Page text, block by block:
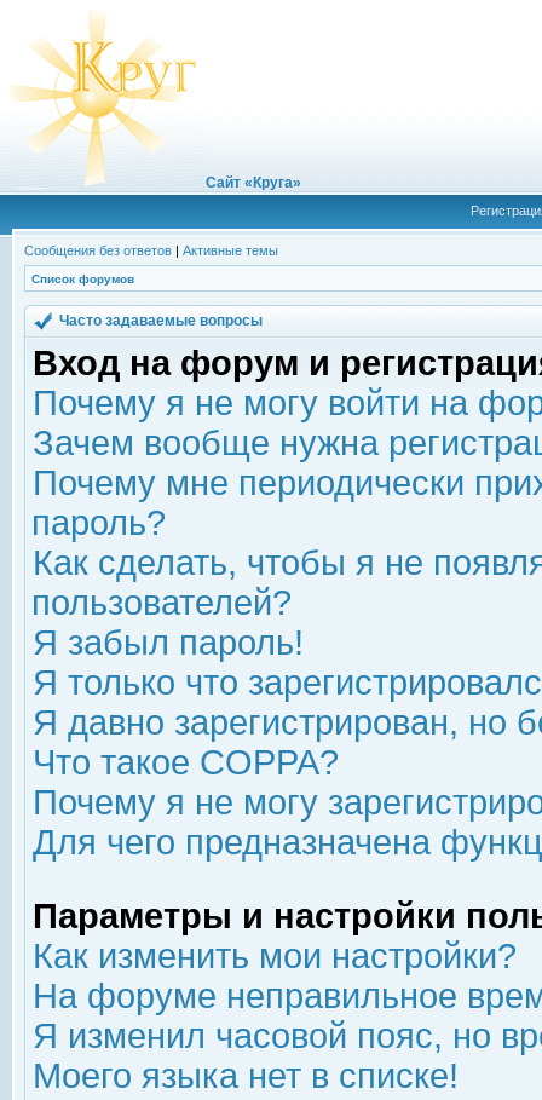
Сайт «Круга»
Сообщения без ответов | Активные темы
Список форумов
Часто задаваемые вопросы
Вход на форум и
Почему я не могу войти на
Зачем вообще нужна
Почему мне периодически
пароль?
Как сделать, чтобы я не
пользователей?
Я забыл пароль!
Я только что
Я давно зарегистрирован, но
Что такое COPPA?
Почему я не могу
Для чего предназначена
Параметры и настройки
Как изменить мои настройки?
На форуме неправильное
Я изменил часовой пояс, но
Моего языка нет в списке!